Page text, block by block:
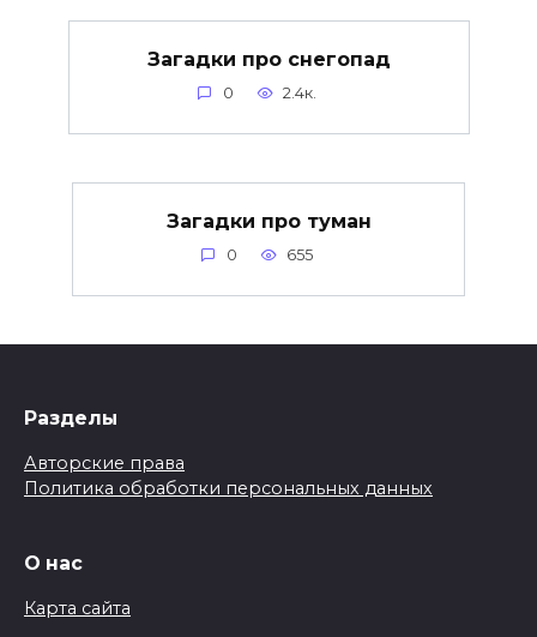
Загадки про снегопад
0 2.4к.
Загадки про туман
0 655
Разделы
Авторские права
Политика обработки персональных данных
О нас
Карта сайта